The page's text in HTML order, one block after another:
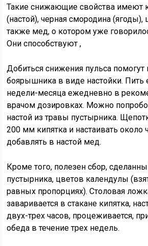
Такие снижающие свойства имеют
(настой), черная смородина
также мед, о котором уже
Они способствуют ,
Добиться снижения пульса помогут
боярышника в виде настойки. Пить
недели-месяца ежедневно в
врачом дозировках. Можно
настой из травы пустырника.
200 мм кипятка и настаивать около
добавлять в настой мед.
Кроме того, полезен сбор,
пустырника, цветов календулы
равных пропорциях). Столовая
заваривается в стакане кипятка,
двух-трех часов, процеживается,
обеда в течение трех недель.